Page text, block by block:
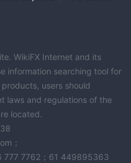
WikiFX Internet and its
information searching tool for
users should
laws and regulations of the
located.
；
777 7762；61 449895363